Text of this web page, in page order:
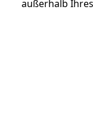
außerhalb